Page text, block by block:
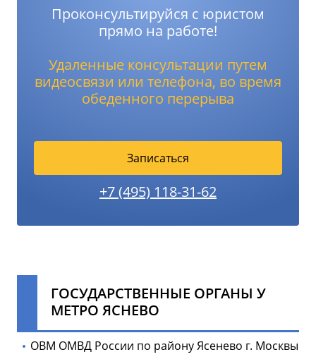
Проконсультируйся с юристом
прямо на работе!
Удаленные консультации путем
видеосвязи или телефона, во время
обеденного перерыва
Записаться
+7 (495) 118-31-62
ГОСУДАРСТВЕННЫЕ ОРГАНЫ У
МЕТРО ЯСНЕВО
ОВМ ОМВД России по району Ясенево г. Москвы